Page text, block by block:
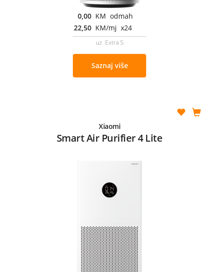
0,00 KM odmah
22,50 KM/mj x24
uz Extra S
Saznaj više
Xiaomi
Smart Air Purifier 4 Lite